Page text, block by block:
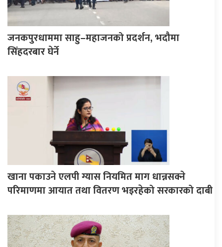
जनकपुरधाममा साहु–महाजनको प्रदर्शन, भदौमा
सिंहदरबार घेर्ने
खाना पकाउने एलपी ग्यास नियमित माग धान्नसक्ने
परिमाणमा आयात तथा वितरण भइरहेको सरकारको दाबी